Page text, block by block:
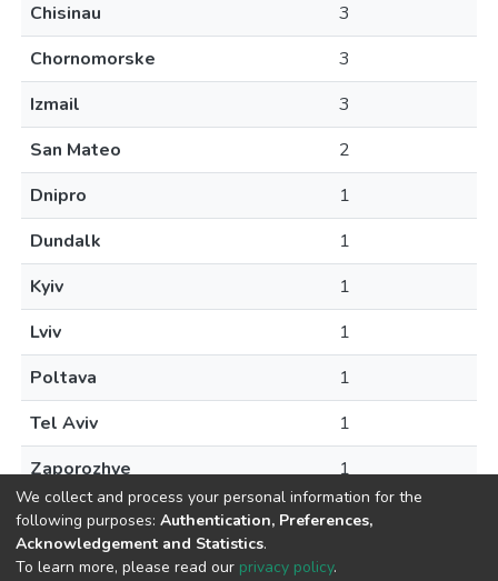
Chisinau
3
Chornomorske
3
Izmail
3
San Mateo
2
Dnipro
1
Dundalk
1
Kyiv
1
Lviv
1
Poltava
1
Tel Aviv
1
Zaporozhye
1
We collect and process your personal information for the
following purposes: Authentication, Preferences,
Acknowledgement and Statistics.
To learn more, please read our privacy policy.